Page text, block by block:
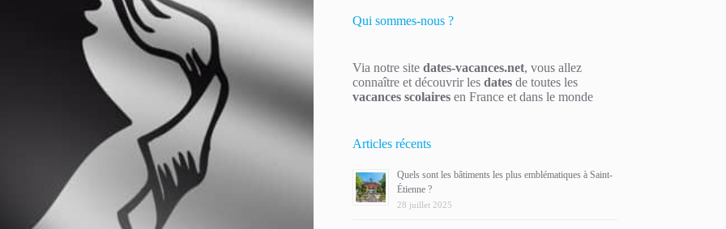
Qui sommes-nous ?
Via notre sitedates-vacances.net, vous allez
connaître et découvrir lesdates de toutes les
vacances scolaires en France et dans le monde
Articles récents
Quels sont les bâtiments les plus emblématiques à Saint-
Étienne ?
28 juillet 2025